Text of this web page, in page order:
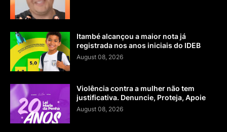
Itambé alcançou a maior nota já
registrada nos anos iniciais do IDEB
August 08, 2026
Violência contra a mulher não tem
justificativa. Denuncie, Proteja, Apoie
August 08, 2026